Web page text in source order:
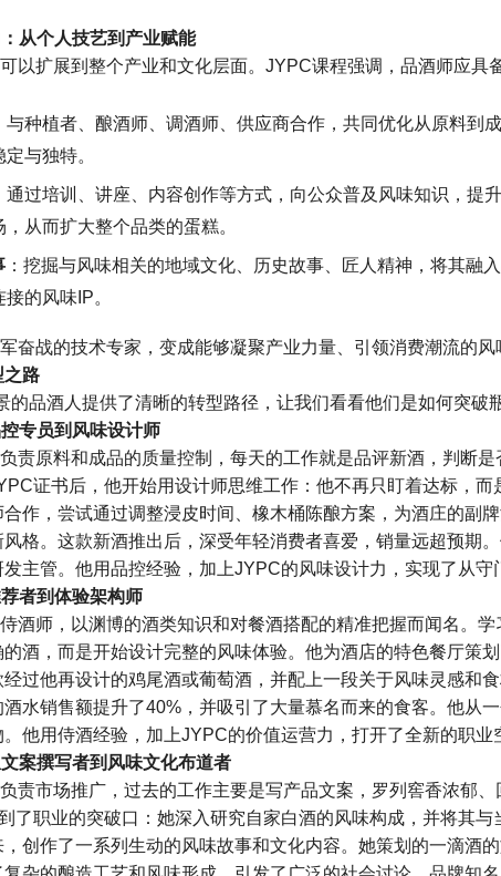
从个人技艺到产业赋能
以扩展到整个产业和文化层面。 JYPC课程强调，品酒师应具
与种植者、酿酒师、调酒师、供应商合作，共同优化从原料到
与独特。
通过培训、讲座、内容创作等方式，向公众普及风味知识，提
从而扩大整个品类的蛋糕。
：挖掘与风味相关的地域文化、历史故事、匠人精神，将其融
接的风味 IP。
奋战的技术专家，变成能够凝聚产业力量、引领消费潮流的风
之路
的品酒人提供了清晰的转型路径，让我们看看他们是如何突破
专员到风味设计师
责原料和成品的质量控制，每天的工作就是品评新酒，判断
证书后，他开始用设计师思维工作：他不再只盯着达标，而
作，尝试通过调整浸皮时间、橡木桶陈酿方案，为酒庄的副牌
格。这款新酒推出后，深受年轻消费者喜爱，销量远超预期
主管。他用品控经验，加上JYPC的风味设计力，实现了从守
者到体验架构师
酒师，以渊博的酒类知识和对餐酒搭配的精准把握而闻名。学
酒，而是开始设计完整的风味体验。他为酒店的特色餐厅策
过他再设计的鸡尾酒或葡萄酒，并配上一段关于风味灵感和
水销售额提升了40% ，并吸引了大量慕名而来的食客。他从
他用侍酒经验，加上JYPC的价值运营力，打开了全新的职业
案撰写者到风味文化布道者
责市场推广，过去的工作主要是写产品文案，罗列窖香浓郁、
了职业的突破口：她深入研究自家白酒的风味构成，并将其与
创作了一系列生动的风味故事和文化内容。她策划的一滴酒的